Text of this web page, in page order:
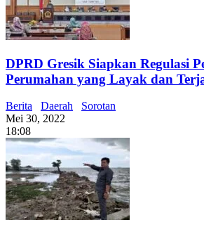
DPRD Gresik Siapkan Regulasi
Perumahan yang Layak dan
Berita Daerah
Sorotan
Mei 30, 2022
18:08